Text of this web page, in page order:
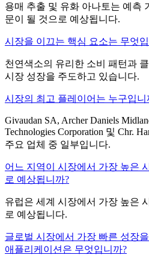
용매 추출 및 유화 아나토는 예측
문이 될 것으로 예상됩니다.
시장을 이끄는 핵심 요소는 무엇
천연색소의 유리한 소비 패턴과
시장 성장을 주도하고 있습니다.
시장의 최고 플레이어는 누구입니
Givaudan SA, Archer Daniels
Technologies Corporation 및 Chr.
주요 업체 중 일부입니다.
어느 지역이 시장에서 가장 높은
로 예상됩니까?
유럽은 세계 시장에서 가장 높은
로 예상됩니다.
글로벌 시장에서 가장 빠른 성장
애플리케이션은 무엇입니까?